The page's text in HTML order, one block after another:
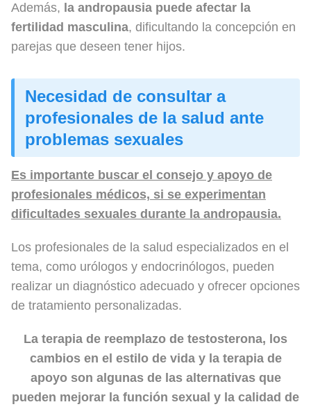
Además, la andropausia puede afectar la
fertilidad masculina, dificultando la concepción en
parejas que deseen tener hijos.
Necesidad de consultar a
profesionales de la salud ante
problemas sexuales
Es importante buscar el consejo y apoyo de
profesionales médicos, si se experimentan
dificultades sexuales durante la andropausia.
Los profesionales de la salud especializados en el
tema, como urólogos y endocrinólogos, pueden
realizar un diagnóstico adecuado y ofrecer opciones
de tratamiento personalizadas.
La terapia de reemplazo de testosterona, los
cambios en el estilo de vida y la terapia de
apoyo son algunas de las alternativas que
pueden mejorar la función sexual y la calidad de